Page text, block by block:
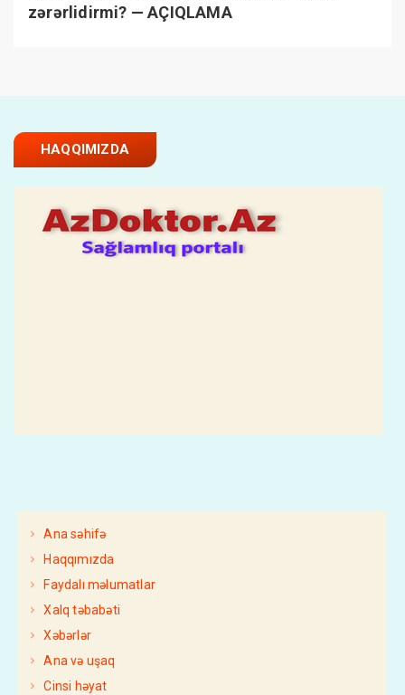
zərərlidirmi? — AÇIQLAMA
HAQQIMIZDA
Ana səhifə
Haqqımızda
Faydalı məlumatlar
Xalq təbabəti
Xəbərlər
Ana və uşaq
Cinsi həyat